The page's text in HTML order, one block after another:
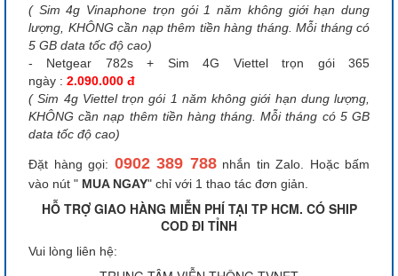
( Sim 4g Vinaphone trọn gói 1 năm không giới hạn dung
lượng, KHÔNG cần nạp thêm tiền hàng tháng. Mỗi tháng có
5 GB data tốc độ cao)
- Netgear 782s + Sim 4G Viettel trọn gói 365
ngày : 2.090.000 đ
( Sim 4g Viettel trọn gói 1 năm không giới hạn dung lượng,
KHÔNG cần nạp thêm tiền hàng tháng. Mỗi tháng có 5 GB
data tốc độ cao)
Đặt hàng gọi: 0902 389 788nhắn tin Zalo. Hoặc bấm
vào nút " MUA NGAY" chỉ với 1 thao tác đơn giản.
HỖ TRỢ GIAO HÀNG MIỄN PHÍ TẠI TP HCM. CÓ SHIP
COD ĐI TỈNH
Vui lòng liên hệ: